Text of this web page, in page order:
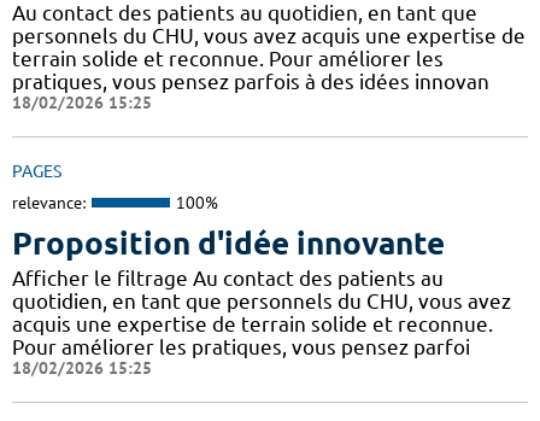
Au contact des patients au quotidien, en tant que
personnels du CHU, vous avez acquis une expertise de
terrain solide et reconnue. Pour améliorer les
pratiques, vous pensez parfois à des idées innovan
18/02/2026 15:25
PAGES
relevance: 100%
Proposition d'idée innovante
Afficher le filtrage Au contact des patients au
quotidien, en tant que personnels du CHU, vous avez
acquis une expertise de terrain solide et reconnue.
Pour améliorer les pratiques, vous pensez parfoi
18/02/2026 15:25